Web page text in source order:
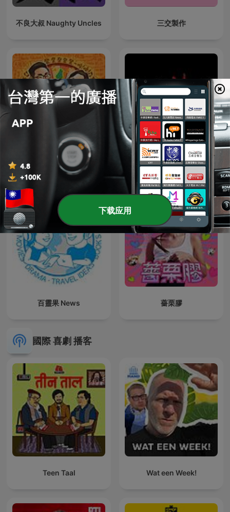
不良大叔 Naughty Uncles 三交製作
寶島少年兄 午夜驚魂 - 短篇鬼故事集
百靈果 News 薔栗膠
國際 喜劇 播客
Teen Taal Wat een Week!
下载应用